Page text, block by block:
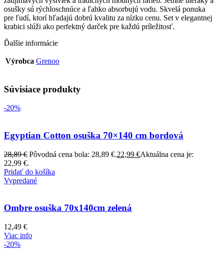
osušky sú rýchloschnúce a ľahko absorbujú vodu. Skvelá ponuka
pre ľudí, ktorí hľadajú dobrú kvalitu za nízku cenu. Set v elegantnej
krabici slúži ako perfektný darček pre každú príležitosť.
Ďalšie informácie
Výrobca Grenoo
Súvisiace produkty
-20%
Egyptian Cotton osuška 70×140 cm bordová
28,89€ Pôvodná cena bola: 28,89 €.22,99 €Aktuálna cena je:
22,99 €.
Pridať do košíka
Vypredané
Ombre osuška 70x140cm zelená
12,49 €
Viac info
-20%